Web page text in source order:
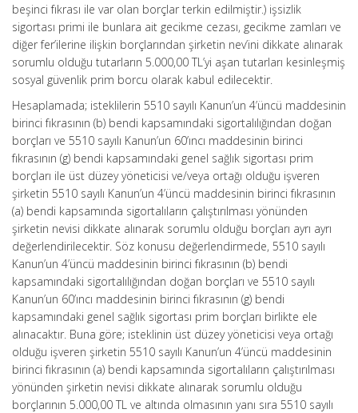
beşinci fıkrası ile var olan borçlar terkin edilmiştir.) işsizlik
sigortası primi ile bunlara ait gecikme cezası, gecikme zamları ve
diğer fer’ilerine ilişkin borçlarından şirketin nev’ini dikkate alınarak
sorumlu olduğu tutarların 5.000,00 TL’yi aşan tutarları kesinleşmiş
sosyal güvenlik prim borcu olarak kabul edilecektir.
Hesaplamada; isteklilerin 5510 sayılı Kanun’un 4’üncü maddesinin
birinci fıkrasının (b) bendi kapsamındaki sigortalılığından doğan
borçları ve 5510 sayılı Kanun’un 60’ıncı maddesinin birinci
fıkrasının (g) bendi kapsamındaki genel sağlık sigortası prim
borçları ile üst düzey yöneticisi ve/veya ortağı olduğu işveren
şirketin 5510 sayılı Kanun’un 4’üncü maddesinin birinci fıkrasının
(a) bendi kapsamında sigortalıların çalıştırılması yönünden
şirketin nevisi dikkate alınarak sorumlu olduğu borçları ayrı ayrı
değerlendirilecektir. Söz konusu değerlendirmede, 5510 sayılı
Kanun’un 4’üncü maddesinin birinci fıkrasının (b) bendi
kapsamındaki sigortalılığından doğan borçları ve 5510 sayılı
Kanun’un 60’ıncı maddesinin birinci fıkrasının (g) bendi
kapsamındaki genel sağlık sigortası prim borçları birlikte ele
alınacaktır. Buna göre; isteklinin üst düzey yöneticisi veya ortağı
olduğu işveren şirketin 5510 sayılı Kanun’un 4’üncü maddesinin
birinci fıkrasının (a) bendi kapsamında sigortalıların çalıştırılması
yönünden şirketin nevisi dikkate alınarak sorumlu olduğu
borçlarının 5.000,00 TL ve altında olmasının yanı sıra 5510 sayılı